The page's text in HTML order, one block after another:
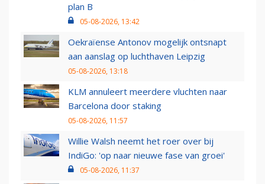
plan B
05-08-2026, 13:42
Oekraïense Antonov mogelijk ontsnapt
aan aanslag op luchthaven Leipzig
05-08-2026, 13:18
KLM annuleert meerdere vluchten naar
Barcelona door staking
05-08-2026, 11:57
Willie Walsh neemt het roer over bij
IndiGo: 'op naar nieuwe fase van groei'
05-08-2026, 11:37